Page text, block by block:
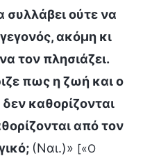
ούτε να
ακόμη κι
τον πλησιάζει.
πως η ζωή και ο
καθορίζονται
από τον
(Ναι.)» [«Ο